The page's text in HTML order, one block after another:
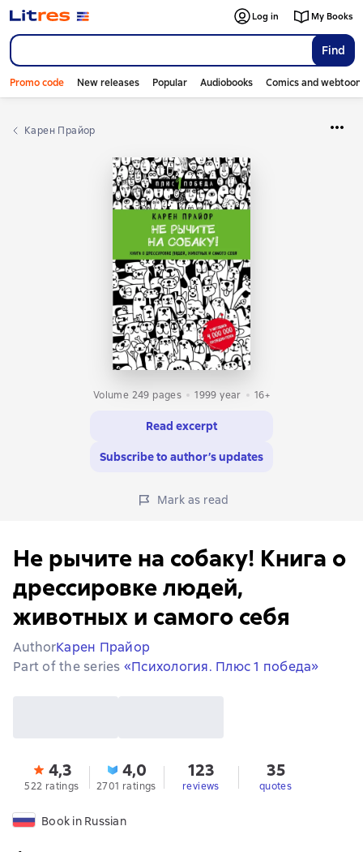
Find
Log in My Books
Promo code New releases Popular Audiobooks Comics and
Карен Прайор
Volume 249 pages 1999 year 16+
Read excerpt
Subscribe to author’s updates
Mark as read
Не рычите на собаку! Книга о
дрессировке людей,
животных и самого себя
AuthorКарен Прайор
Part of the series «Психология. Плюс 1 победа»
4,3
522 ratings
4,0
2701 ratings
123
reviews
35
quotes
Book in Russian